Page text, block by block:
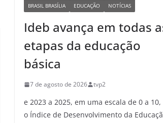
BRASIL BRASÍLIA EDUCAÇÃO NOTÍCIAS
Ideb avança em todas
etapas da educação
básica
7 de agosto de 2026 tvp2
e 2023 a 2025, em uma escala de 0 a 10,
o Índice de Desenvolvimento da